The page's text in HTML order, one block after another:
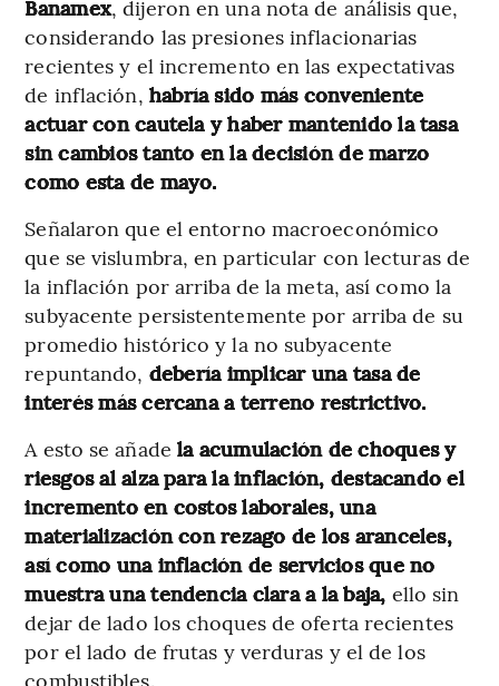
Banamex, dijeron en una nota de análisis que,
considerando las presiones inflacionarias
recientes y el incremento en las expectativas
de inflación, habría sido más conveniente
actuar con cautela y haber mantenido la tasa
sin cambios tanto en la decisión de marzo
como esta de mayo.
Señalaron que el entorno macroeconómico
que se vislumbra, en particular con lecturas de
la inflación por arriba de la meta, así como la
subyacente persistentemente por arriba de su
promedio histórico y la no subyacente
repuntando, debería implicar una tasa de
interés más cercana a terreno restrictivo.
A esto se añade la acumulación de choques y
riesgos al alza para la inflación, destacando el
incremento en costos laborales, una
materialización con rezago de los aranceles,
así como una inflación de servicios que no
muestra una tendencia clara a la baja, ello sin
dejar de lado los choques de oferta recientes
por el lado de frutas y verduras y el de los
combustibles.